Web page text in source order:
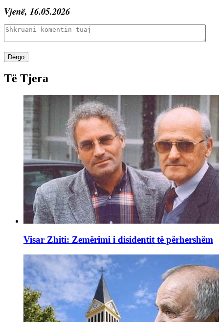
Vjenë, 16.05.2026
Dërgo
Të Tjera
Visar Zhiti: Zemërimi i disidentit të përhershëm